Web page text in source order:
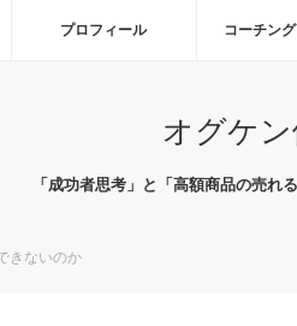
プロフィール コーチン
オグケン
「成功者思考」と「高額商品の売れ
きないのか